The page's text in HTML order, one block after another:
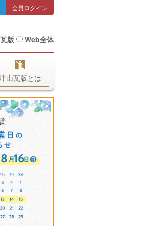
会員ログイン
版 Web全体
山瓦版とは
えて皆様の
います❗又
製冷めんも
お食事処 たかくら